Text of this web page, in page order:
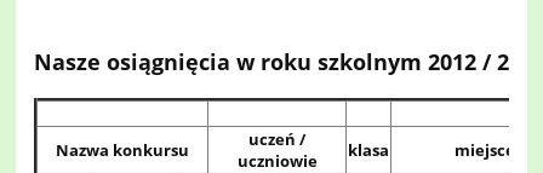
Nasze osiągnięcia w roku szkolnym 2012 /
Nazwa konkursu
uczeń /
uczniowie
klasa
miejsce